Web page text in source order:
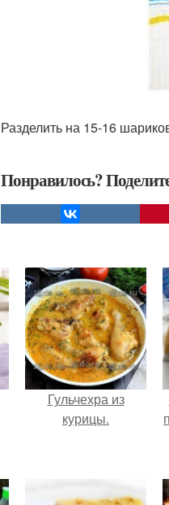
Разделить на 15-16
Понравилось?
Гульчехра из
курицы.